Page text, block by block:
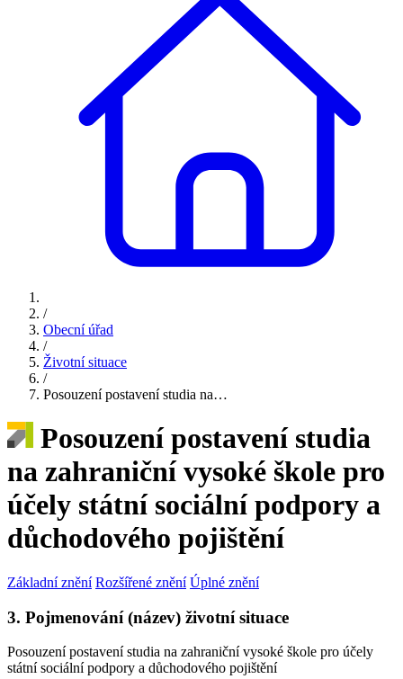
/
Obecní úřad
/
Životní situace
/
Posouzení postavení studia na…
Posouzení postavení studia
na zahraniční vysoké škole pro
účely státní sociální podpory a
důchodového pojištění
Základní znění Rozšířené znění Úplné znění
3. Pojmenování (název) životní situace
Posouzení postavení studia na zahraniční vysoké škole pro účely
státní sociální podpory a důchodového pojištění